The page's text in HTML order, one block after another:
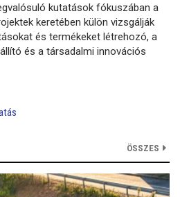
kutatások fókuszában a
keretében külön vizsgálják
és termékeket létrehozó, a
és a társadalmi innovációs
ÖSSZES